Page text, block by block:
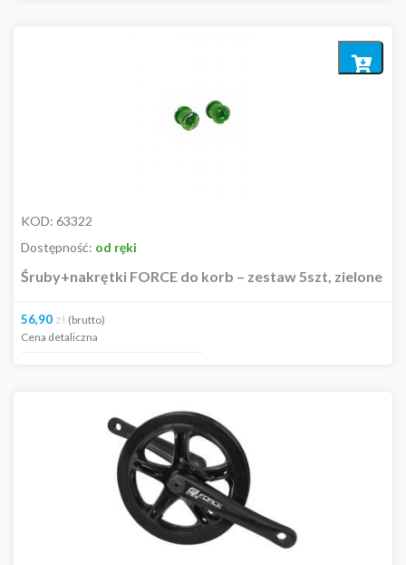
KOD: 63322
Dostępność: od ręki
Śruby+nakrętki FORCE do korb – zestaw 5szt, zielone
56,90 zł (brutto)
Cena detaliczna
Dodaj